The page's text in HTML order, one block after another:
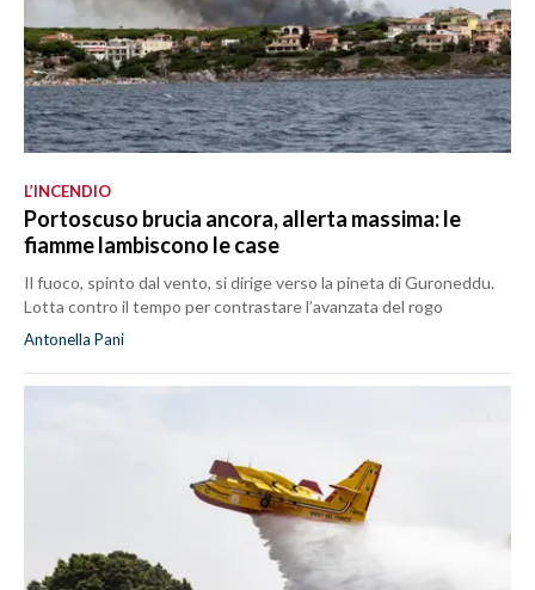
L’INCENDIO
Portoscuso brucia ancora, allerta massima: le
fiamme lambiscono le case
Il fuoco, spinto dal vento, si dirige verso la pineta di Guroneddu.
Lotta contro il tempo per contrastare l’avanzata del rogo
Antonella Pani